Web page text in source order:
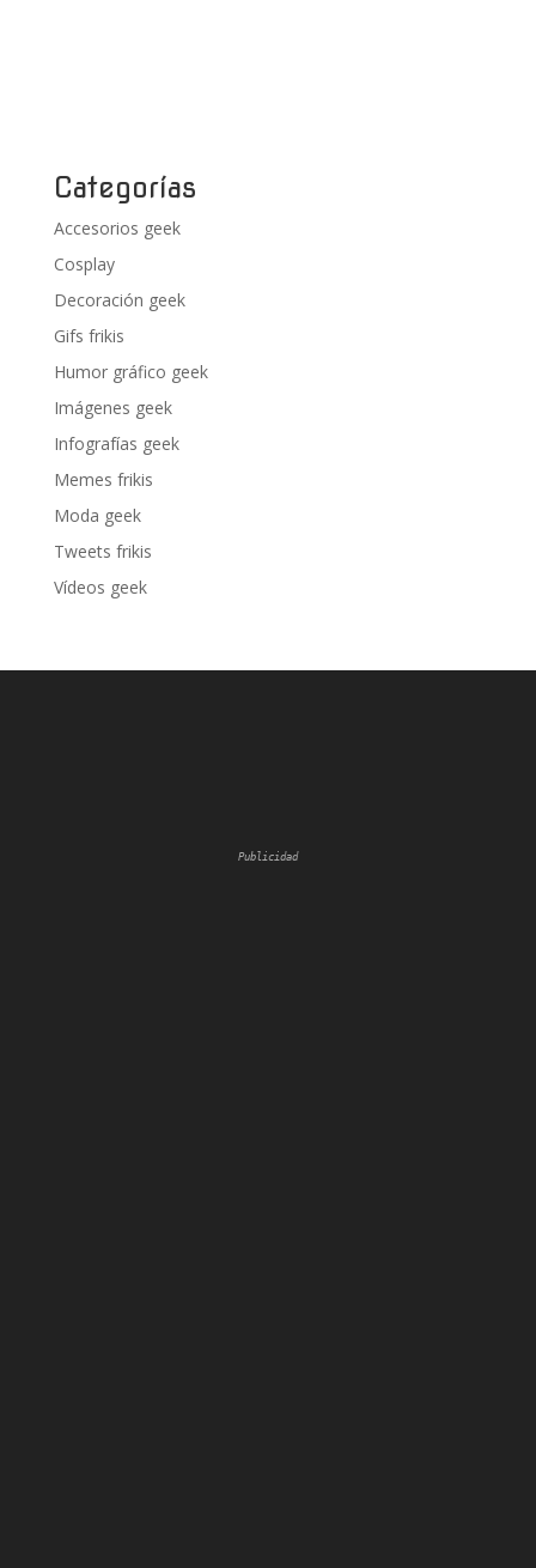
Categorías
Accesorios geek
Cosplay
Decoración geek
Gifs frikis
Humor gráfico geek
Imágenes geek
Infografías geek
Memes frikis
Moda geek
Tweets frikis
Vídeos geek
Publicidad